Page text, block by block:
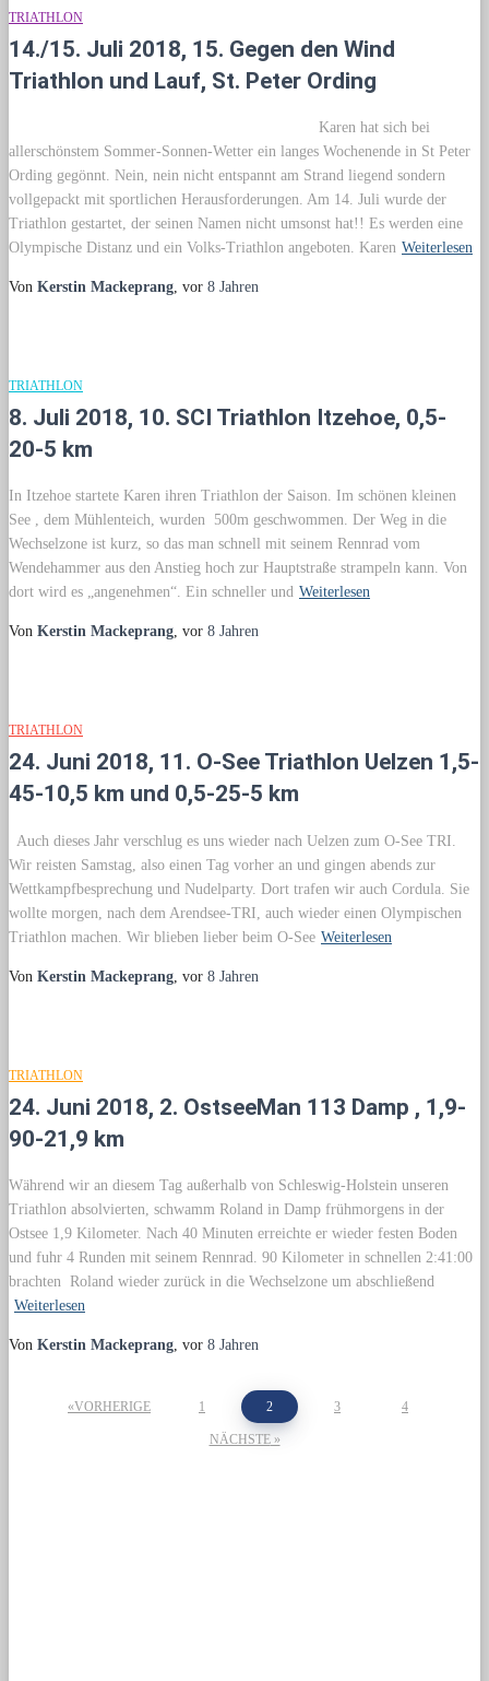
TRIATHLON
14./15. Juli 2018, 15. Gegen den Wind
Triathlon und Lauf, St. Peter Ording
Karen hat sich bei
allerschönstem Sommer-Sonnen-Wetter ein langes Wochenende in St Peter
Ording gegönnt. Nein, nein nicht entspannt am Strand liegend sondern
vollgepackt mit sportlichen Herausforderungen. Am 14. Juli wurde der
Triathlon gestartet, der seinen Namen nicht umsonst hat!! Es werden eine
Olympische Distanz und ein Volks-Triathlon angeboten. Karen Weiterlesen
Von Kerstin Mackeprang , vor 8 Jahren
TRIATHLON
8. Juli 2018, 10. SCI Triathlon Itzehoe, 0,5-
20-5 km
In Itzehoe startete Karen ihren Triathlon der Saison. Im schönen kleinen
See , dem Mühlenteich, wurden 500m geschwommen. Der Weg in die
Wechselzone ist kurz, so das man schnell mit seinem Rennrad vom
Wendehammer aus den Anstieg hoch zur Hauptstraße strampeln kann. Von
dort wird es „angenehmen“. Ein schneller und Weiterlesen
Von Kerstin Mackeprang, vor 8 Jahren
TRIATHLON
24. Juni 2018, 11. O-See Triathlon Uelzen 1,5-
45-10,5 km und 0,5-25-5 km
Auch dieses Jahr verschlug es uns wieder nach Uelzen zum O-See TRI.
Wir reisten Samstag, also einen Tag vorher an und gingen abends zur
Wettkampfbesprechung und Nudelparty. Dort trafen wir auch Cordula. Sie
wollte morgen, nach dem Arendsee-TRI, auch wieder einen Olympischen
Triathlon machen. Wir blieben lieber beim O-See Weiterlesen
Von Kerstin Mackeprang , vor 8 Jahren
TRIATHLON
24. Juni 2018, 2. OstseeMan 113 Damp , 1,9-
90-21,9 km
Während wir an diesem Tag außerhalb von Schleswig-Holstein unseren
Triathlon absolvierten, schwamm Roland in Damp frühmorgens in der
Ostsee 1,9 Kilometer. Nach 40 Minuten erreichte er wieder festen Boden
und fuhr 4 Runden mit seinem Rennrad. 90 Kilometer in schnellen 2:41:00
brachten Roland wieder zurück in die Wechselzone um abschließend
Weiterlesen
Von Kerstin Mackeprang, vor 8 Jahren
VORHERIGE 1 2 3 4
NÄCHSTE